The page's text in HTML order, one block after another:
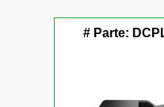
# Parte: